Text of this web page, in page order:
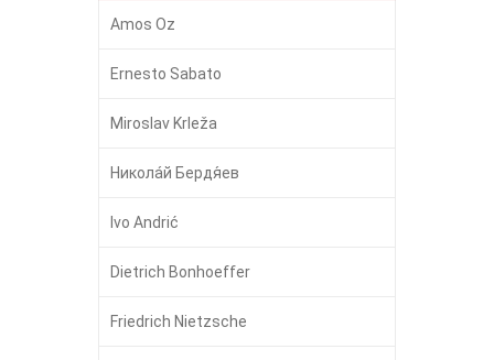
Amos Oz
Ernesto Sabato
Miroslav Krleža
Никола́й Бердя́ев
Ivo Andrić
Dietrich Bonhoeffer
Friedrich Nietzsche